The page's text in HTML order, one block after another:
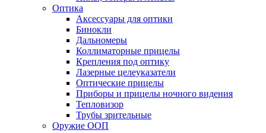
Оптика
Аксессуары для оптики
Бинокли
Дальномеры
Коллиматорные прицелы
Крепления под оптику
Лазерные целеуказатели
Оптические прицелы
Приборы и прицелы ночного видения
Тепловизор
Трубы зрительные
Оружие ООП